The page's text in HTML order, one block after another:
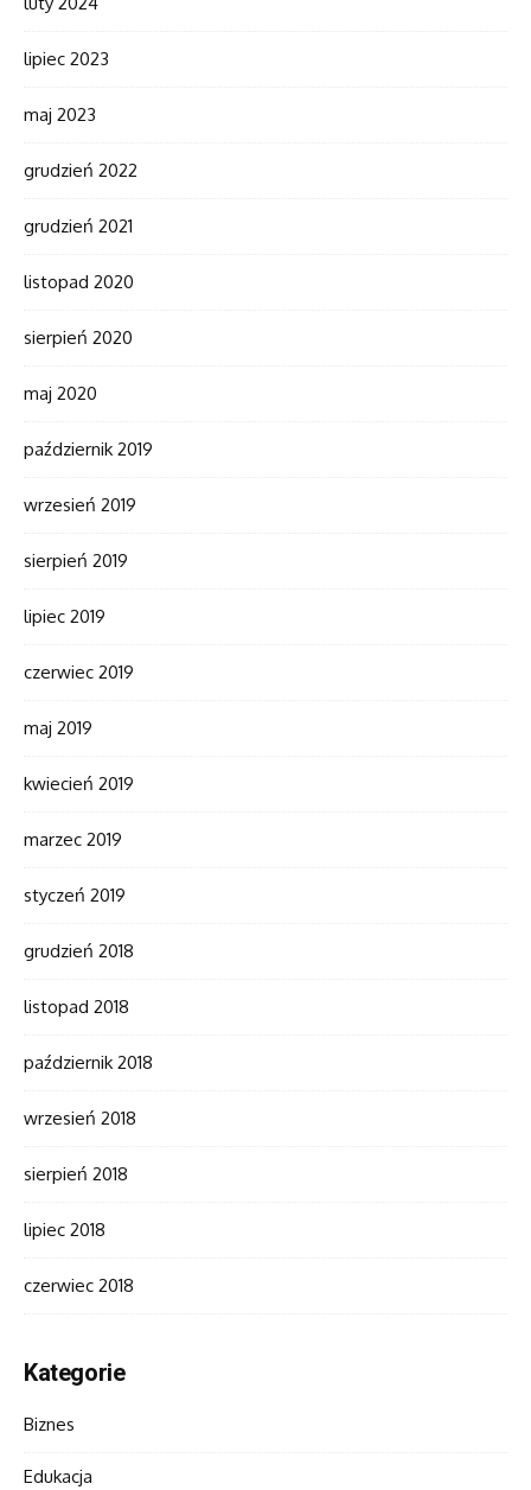
lipiec 2023
maj 2023
grudzień 2022
grudzień 2021
listopad 2020
sierpień 2020
maj 2020
październik 2019
wrzesień 2019
sierpień 2019
lipiec 2019
czerwiec 2019
maj 2019
kwiecień 2019
marzec 2019
styczeń 2019
grudzień 2018
listopad 2018
październik 2018
wrzesień 2018
sierpień 2018
lipiec 2018
czerwiec 2018
Kategorie
Biznes
Edukacja